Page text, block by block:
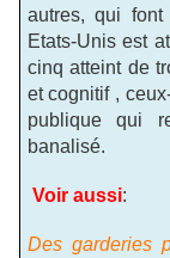
autres, qui
Etats-Unis est
cinq atteint de
et cognitif ,
publique qui
banalisé.
Voir aussi:
Des garderies